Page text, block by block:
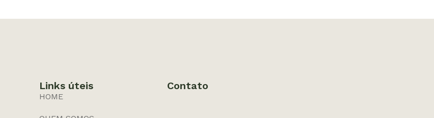
Links úteis
HOME
Contato